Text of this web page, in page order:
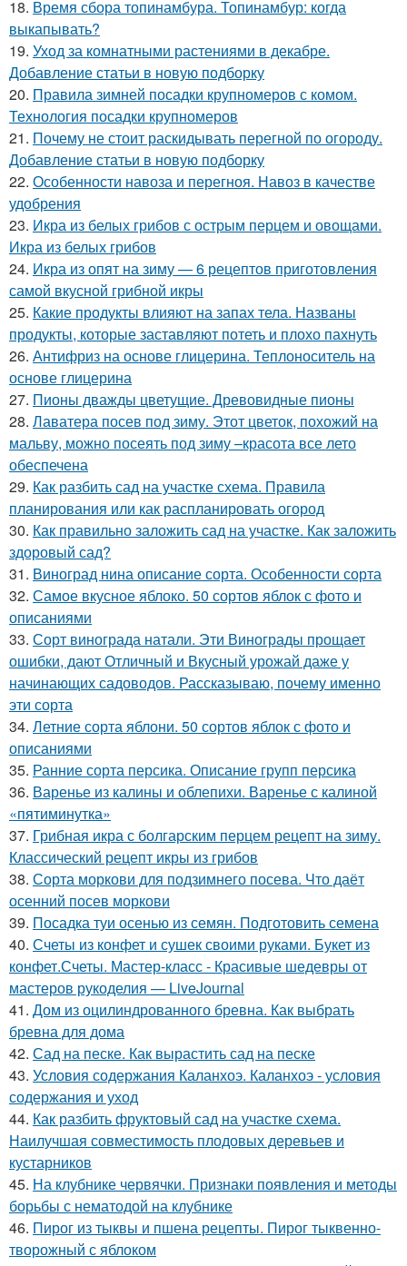
18. Время сбора топинамбура. Топинамбур: когда
выкапывать?
19. Уход за комнатными растениями в декабре.
Добавление статьи в новую подборку
20. Правила зимней посадки крупномеров с комом.
Технология посадки крупномеров
21. Почему не стоит раскидывать перегной по огороду.
Добавление статьи в новую подборку
22. Особенности навоза и перегноя. Навоз в качестве
удобрения
23. Икра из белых грибов с острым перцем и овощами.
Икра из белых грибов
24. Икра из опят на зиму — 6 рецептов приготовления
самой вкусной грибной икры
25. Какие продукты влияют на запах тела. Названы
продукты, которые заставляют потеть и плохо пахнуть
26. Антифриз на основе глицерина. Теплоноситель на
основе глицерина
27. Пионы дважды цветущие. Древовидные пионы
28. Лаватера посев под зиму. Этот цветок, похожий на
мальву, можно посеять под зиму –красота все лето
обеспечена
29. Как разбить сад на участке схема. Правила
планирования или как распланировать огород
30. Как правильно заложить сад на участке. Как заложить
здоровый сад?
31. Виноград нина описание сорта. Особенности сорта
32. Самое вкусное яблоко. 50 сортов яблок с фото и
описаниями
33. Сорт винограда натали. Эти Винограды прощает
ошибки, дают Отличный и Вкусный урожай даже у
начинающих садоводов. Рассказываю, почему именно
эти сорта
34. Летние сорта яблони. 50 сортов яблок с фото и
описаниями
35. Ранние сорта персика. Описание групп персика
36. Варенье из калины и облепихи. Варенье с калиной
«пятиминутка»
37. Грибная икра с болгарским перцем рецепт на зиму.
Классический рецепт икры из грибов
38. Сорта моркови для подзимнего посева. Что даёт
осенний посев моркови
39. Посадка туи осенью из семян. Подготовить семена
40. Счеты из конфет и сушек своими руками. Букет из
конфет.Счеты. Мастер-класс - Красивые шедевры от
мастеров рукоделия — LiveJournal
41. Дом из оцилиндрованного бревна. Как выбрать
бревна для дома
42. Сад на песке. Как вырастить сад на песке
43. Условия содержания Каланхоэ. Каланхоэ - условия
содержания и уход
44. Как разбить фруктовый сад на участке схема.
Наилучшая совместимость плодовых деревьев и
кустарников
45. На клубнике червячки. Признаки появления и методы
борьбы с нематодой на клубнике
46. Пирог из тыквы и пшена рецепты. Пирог тыквенно-
творожный с яблоком